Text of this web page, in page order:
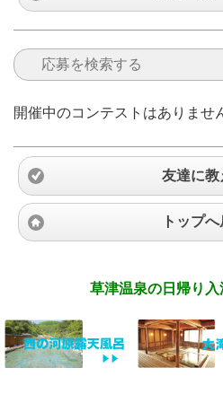
開催中のコンテストはありませ
友達に教
トップ
草津温泉の日帰り入